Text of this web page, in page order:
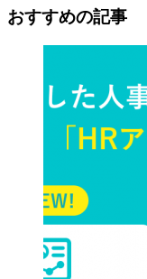
おすすめの記事